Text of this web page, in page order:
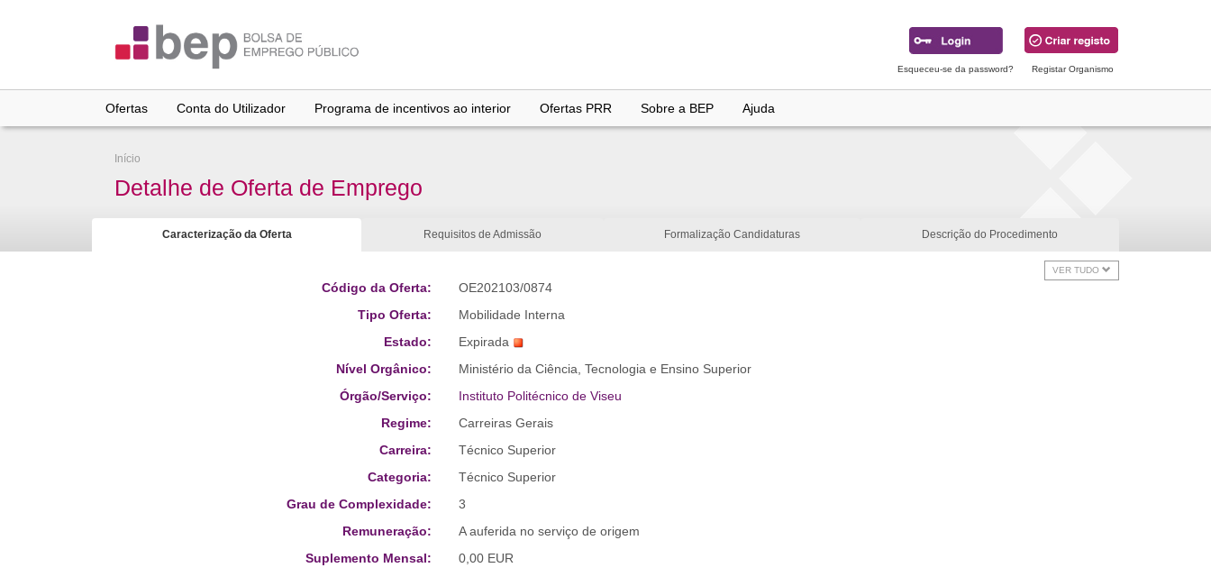
Esqueceu-se da password? Registar Organismo
Ofertas Conta do Utilizador Programa de incentivos ao interior Ofertas PRR Sobre a BEP Ajuda
Início
Detalhe de Oferta de Emprego
Caracterização da Oferta Requisitos de Admissão Formalização Candidaturas Descrição do Procedimento
VER TUDO
Código da Oferta:
OE202103/0874
Tipo Oferta:
Mobilidade Interna
Estado:
Expirada
Nível Orgânico:
Ministério da Ciência, Tecnologia e Ensino Superior
Órgão/Serviço:
Instituto Politécnico de Viseu
Regime:
Carreiras Gerais
Carreira:
Técnico Superior
Categoria:
Técnico Superior
Grau de Complexidade:
3
Remuneração:
A auferida no serviço de origem
Suplemento Mensal:
0,00 EUR